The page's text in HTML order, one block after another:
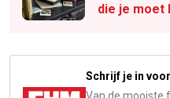
die je moet
Schrijf je in